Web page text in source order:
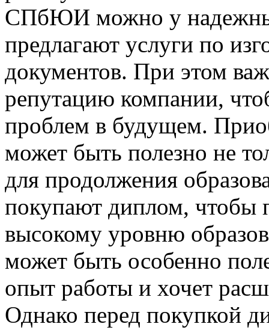
СПбЮИ можно у
предлагают услуги по
документов. При этом
репутацию компании,
проблем в будущем.
может быть полезно не
для продолжения
покупают диплом, чтобы
высокому уровню
может быть особенно
опыт работы и хочет
Однако перед покупкой